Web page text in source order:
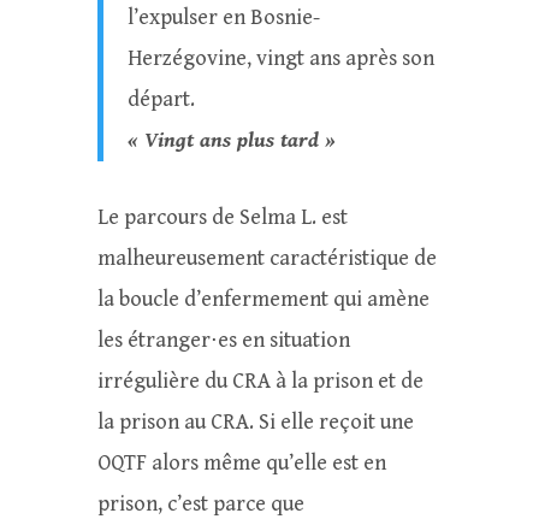
l’expulser en Bosnie-
Herzégovine, vingt ans après son
départ.
« Vingt ans plus tard »
Le parcours de Selma L. est
malheureusement caractéristique de
la boucle d’enfermement qui amène
les étranger⋅es en situation
irrégulière du CRA à la prison et de
la prison au CRA. Si elle reçoit une
OQTF alors même qu’elle est en
prison, c’est parce que